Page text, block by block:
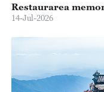
Restaurarea
14-Jul-2026